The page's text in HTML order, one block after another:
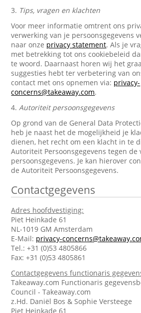
3. Tips, vragen en klachten
Voor meer informatie omtrent ons
verwerking van je persoonsgegevens
naar onze privacy statement. Als je
met betrekking tot ons cookiebeleid
te woord. Daarnaast horen wij het
suggesties hebt ter verbetering van
contact met ons opnemen via: privacy-
concerns@takeaway.com.
4.Autoriteit persoonsgegevens
Op grond van de General Data
heb je naast het de mogelijkheid je
dienen, het recht om een klacht in te
Autoriteit Persoonsgegevens tegen de
persoonsgegevens. Je kan hierover
de Autoriteit Persoonsgegevens.
Contactgegevens
Adres hoofdvestiging:
Piet Heinkade 61
NL-1019 GM Amsterdam
E-Mail: privacy-
Tel.: +31 (0)53 4805866
Fax: +31 (0)53 4805861
Contactgegevens functionaris
Takeaway.com Functionaris
Council - Takeaway.com
z.Hd. Daniël Bos & Sophie Versteege
Piet Heinkade 61